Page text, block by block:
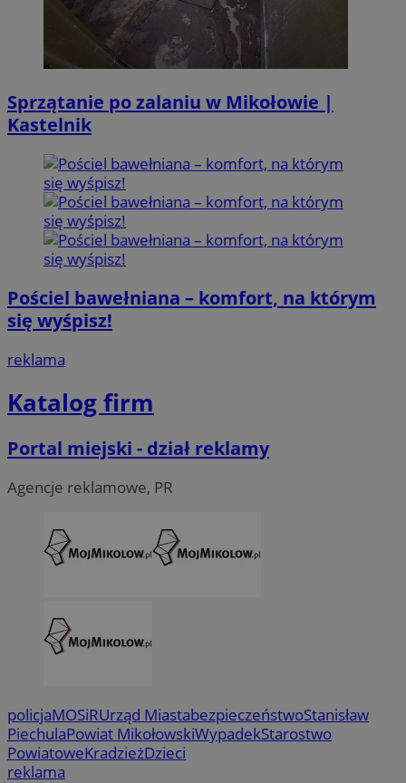
Sprzątanie po zalaniu w Mikołowie |
Kastelnik
Pościel bawełniana – komfort, na którym
się wyśpisz!
reklama
Katalog firm
Portal miejski - dział reklamy
Agencje reklamowe, PR
policjaMOSiRUrząd MiastabezpieczeństwoStanisław
PiechulaPowiat MikołowskiWypadekStarostwo
PowiatoweKradzieżDzieci
reklama